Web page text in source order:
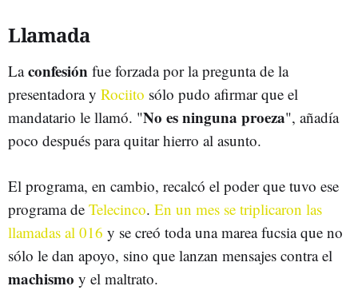
Llamada
Laconfesión fue forzada por la pregunta de la
presentadora y Rociito sólo pudo afirmar que el
mandatario le llamó. "No es ninguna proeza", añadía
poco después para quitar hierro al asunto.
El programa, en cambio, recalcó el poder que tuvo ese
programa de Telecinco. En un mes se triplicaron las
llamadas al 016 y se creó toda una marea fucsia que no
sólo le dan apoyo, sino que lanzan mensajes contra el
machismo y el maltrato.